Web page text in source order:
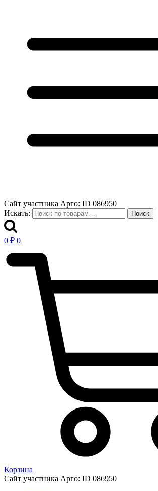
Сайт участника Арго: ID 086950
Искать:
Поиск
0 ₽ 0
Корзина
Сайт участника Арго: ID 086950